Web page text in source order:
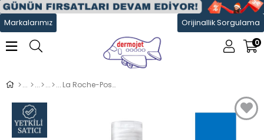
Markalarımız
Orijinallik Sorgulama
0
La Roche-Posay Yüz&Göz&Dudak Temizleyici Misel Su Micellar 400Ml